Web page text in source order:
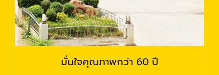
มั่นใจคุณภาพกว่า 60 ปี